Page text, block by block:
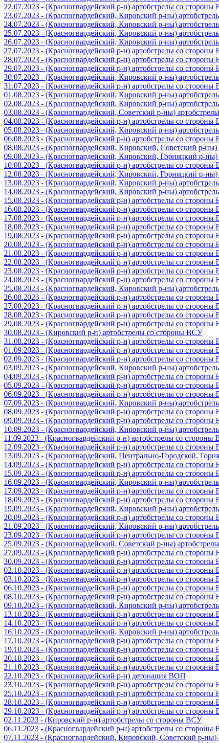
22.07.2023 - (Красногвардейский р-н) артобстрелы со
23.07.2023 - (Красногвардейский, Кировский р-ны)
24.07.2023 - (Красногвардейский, Кировский р-ны)
25.07.2023 - (Красногвардейский, Кировский р-ны)
26.07.2023 - (Красногвардейский, Кировский р-ны)
27.07.2023 - (Красногвардейский р-н) артобстрелы со
28.07.2023 - (Красногвардейский р-н) артобстрелы со
29.07.2023 - (Красногвардейский р-н) артобстрелы со
30.07.2023 - (Красногвардейский, Кировский р-ны)
31.07.2023 - (Красногвардейский р-н) артобстрелы со
01.08.2023 - (Красногвардейский, Кировский р-ны)
02.08.2023 - (Красногвардейский, Кировский р-ны)
03.08.2023 - (Красногвардейский, Советский р-ны)
04.08.2023 - (Красногвардейский р-н) артобстрелы со
05.08.2023 - (Красногвардейский, Кировский р-ны)
06.08.2023 - (Красногвардейский р-н) артобстрелы со
08.08.2023 - (Красногвардейский, Кировский, Советский р-
09.08.2023 - (Красногвардейский, Кировский, Горняцкий р-
10.08.2023 - (Красногвардейский р-н) артобстрелы со
12.08.2023 - (Красногвардейский, Кировский, Горняцкий р-
13.08.2023 - (Красногвардейский, Кировский р-ны)
14.08.2023 - (Красногвардейский, Кировский р-ны)
15.08.2023 - (Красногвардейский р-н) артобстрелы со
16.08.2023 - (Красногвардейский р-н) артобстрелы со
17.08.2023 - (Красногвардейский р-н) артобстрелы со
18.08.2023 - (Красногвардейский р-н) артобстрелы со
19.08.2023 - (Красногвардейский р-н) артобстрелы со
20.08.2023 - (Красногвардейский р-н) артобстрелы со
21.08.2023 - (Красногвардейский р-н) артобстрелы со
22.08.2023 - (Красногвардейский р-н) артобстрелы со
23.08.2023 - (Красногвардейский р-н) артобстрелы со
24.08.2023 - (Красногвардейский р-н) артобстрелы со
25.08.2023 - (Красногвардейский, Кировский р-ны)
26.08.2023 - (Красногвардейский р-н) артобстрелы со
27.08.2023 - (Красногвардейский р-н) артобстрелы со
28.08.2023 - (Красногвардейский р-н) артобстрелы со
29.08.2023 - (Красногвардейский р-н) артобстрелы со
30.08.2023 - (Кировский р-н) артобстрелы со стороны ВСУ
31.08.2023 - (Красногвардейский р-н) артобстрелы со
01.09.2023 - (Красногвардейский р-н) артобстрелы со
02.09.2023 - (Красногвардейский р-н) артобстрелы со
03.09.2023 - (Красногвардейский, Кировский р-ны)
04.09.2023 - (Красногвардейский р-н) артобстрелы со
05.09.2023 - (Красногвардейский р-н) артобстрелы со
06.09.2023 - (Красногвардейский р-н) артобстрелы со
07.09.2023 - (Красногвардейский, Кировский р-ны)
08.09.2023 - (Красногвардейский р-н) артобстрелы со
09.09.2023 - (Красногвардейский р-н) артобстрелы со
10.09.2023 - (Красногвардейский, Кировский р-ны)
11.09.2023 - (Красногвардейский р-н) артобстрелы со стороны
12.09.2023 - (Красногвардейский р-н) артобстрелы со
13.09.2023 - (Красногвардейский, Центрально-Городской,
14.09.2023 - (Красногвардейский р-н) артобстрелы со
15.09.2023 - (Красногвардейский р-н) артобстрелы со
16.09.2023 - (Красногвардейский, Кировский р-ны)
17.09.2023 - (Красногвардейский р-н) артобстрелы со
18.09.2023 - (Красногвардейский р-н) артобстрелы со
19.09.2023 - (Красногвардейский, Кировский р-ны)
20.09.2023 - (Красногвардейский р-н) артобстрелы со
21.09.2023 - (Красногвардейский, Кировский р-ны)
23.09.2023 - (Красногвардейский р-н) артобстрелы со
25.09.2023 - (Красногвардейский, Советский р-ны)
27.09.2023 - (Красногвардейский р-н) артобстрелы со
30.09.2023 - (Красногвардейский р-н) артобстрелы со
02.10.2023 - (Красногвардейский р-н) артобстрелы со
03.10.2023 - (Красногвардейский р-н) артобстрелы со
06.10.2023 - (Красногвардейский р-н) артобстрелы со
08.10.2023 - (Красногвардейский р-н) артобстрелы со
09.10.2023 - (Красногвардейский, Кировский р-ны)
13.10.2023 - (Красногвардейский р-н) артобстрелы со
14.10.2023 - (Красногвардейский р-н) артобстрелы со
16.10.2023 - (Красногвардейский, Кировский р-ны)
17.10.2023 - (Красногвардейский р-н) артобстрелы со
19.10.2023 - (Красногвардейский р-н) артобстрелы со
20.10.2023 - (Красногвардейский р-н) артобстрелы со
21.10.2023 - (Красногвардейский р-н) артобстрелы со
22.10.2023 - (Красногвардейский р-н) детонация ВОП
23.10.2023 - (Красногвардейский р-н) артобстрелы со
25.10.2023 - (Красногвардейский р-н) артобстрелы со
28.10.2023 - (Красногвардейский р-н) артобстрелы со
29.10.2023 - (Красногвардейский р-н) артобстрелы со
02.11.2023 - (Кировский р-н) артобстрелы со стороны ВСУ
06.11.2023 - (Красногвардейский р-н) артобстрелы со стороны
07.11.2023 - (Красногвардейский, Кировский, Советский р-